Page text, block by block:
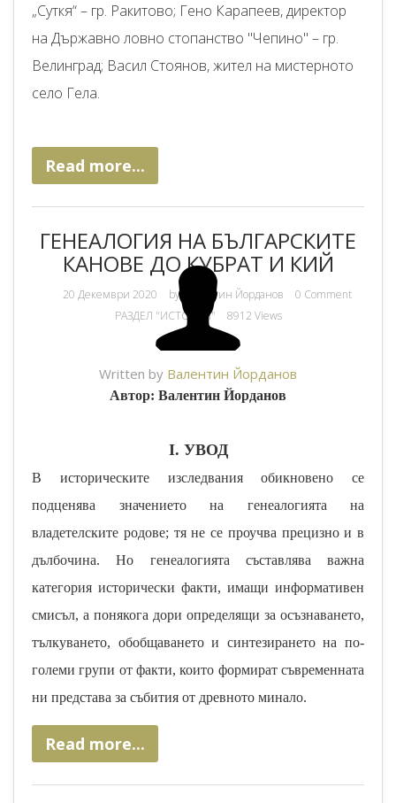
„Суткя“ – гр. Ракитово; Гено Карапеев, директор
на Държавно ловно стопанство "Чепино" – гр.
Велинград; Васил Стоянов, жител на мистерното
село Гела.
Read more...
ГЕНЕАЛОГИЯ НА БЪЛГАРСКИТЕ
КАНОВЕ ДО КУБРАТ И КИЙ
20 Декември 2020 by Валентин Йорданов
0 Comment
РАЗДЕЛ "ИСТОРИЯ"
8912 Views
Written by Валентин Йорданов
Автор: Валентин Йорданов
I. УВОД
В историческите изследвания обикновено се
подценява значението на генеалогията на
владетелските родове; тя не се проучва прецизно и в
дълбочина. Но генеалогията съставлява важна
категория исторически факти, имащи информативен
смисъл, а понякога дори определящи за осъзнаването,
тълкуването, обобщаването и синтезирането на по-
големи групи от факти, които формират съвременната
ни представа за събития от древното минало.
Read more...